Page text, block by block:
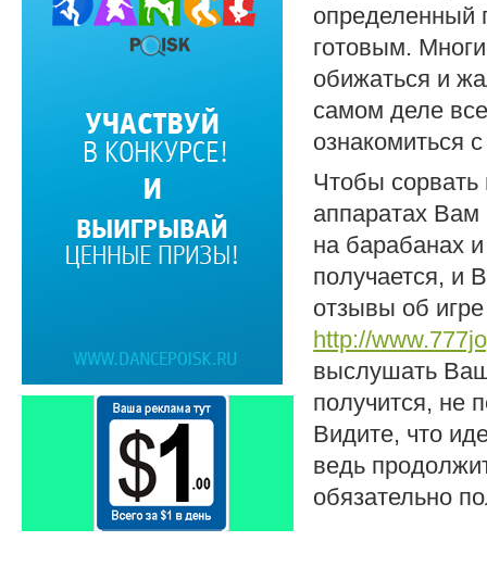
определенный
готовым.
обижаться и
самом деле
ознакомиться
Чтобы сорвать
аппаратах
на барабанах
получается, и
отзывы об
http://
выслушать
получится, не
Видите, что
ведь
обязательно